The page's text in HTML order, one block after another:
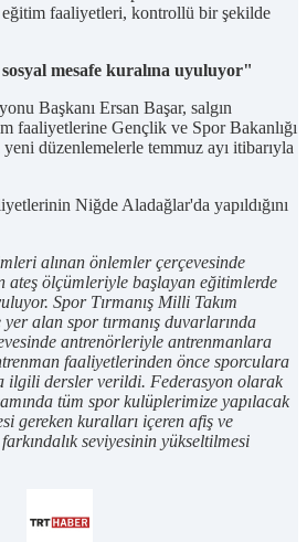
eğitim faaliyetleri, kontrollü bir şekilde
mesafe kuralına uyuluyor"
Başkanı Ersan Başar, salgın
faaliyetlerine Gençlik ve Spor Bakanlığı
düzenlemelerle temmuz ayı itibarıyla
Niğde Aladağlar'da yapıldığını
alınan önlemler çerçevesinde
ateş ölçümleriyle başlayan eğitimlerde
Spor Tırmanış Milli Takım
alan spor tırmanış duvarlarında
antrenörleriyle antrenmanlara
faaliyetlerinden önce sporculara
ilgili dersler verildi. Federasyon olarak
tüm spor kulüplerimize yapılacak
gereken kuralları içeren afiş ve
seviyesinin yükseltilmesi